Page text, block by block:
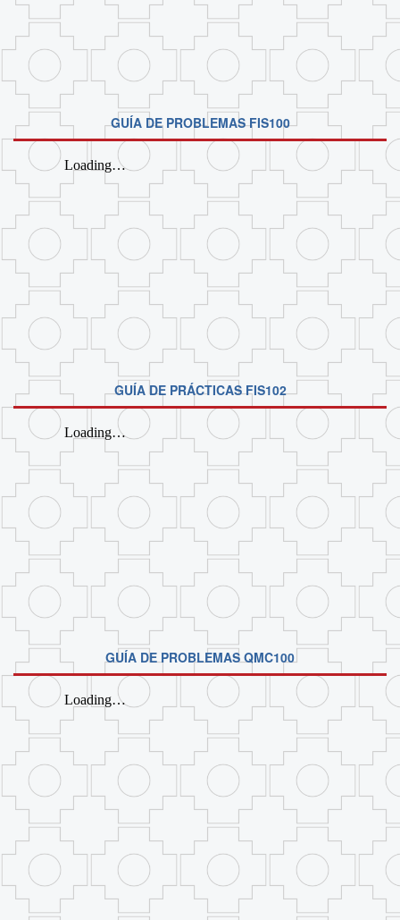
GUÍA DE PROBLEMAS FIS100
GUÍA DE PRÁCTICAS FIS102
GUÍA DE PROBLEMAS QMC100